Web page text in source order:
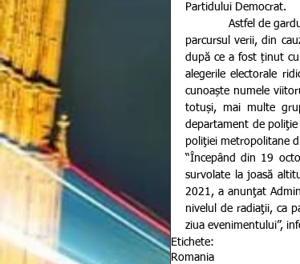
Partidului Democrat.
             Astfel de garduri, cu înălţimi cuprinse între 2 m şi 2,8 m, au fost montate în jurul Casei Albe pe
parcursul verii, din
după ce a fost ținut
alegerile electorale
cunoaște numele
totuși, mai multe
departament de poliţie
poliţiei metropolitane
“Începând din 19
survolate la joasă
2021, a anunţat
nivelul de radiaţii, ca
ziua evenimentului”,
Etichete:
Romania